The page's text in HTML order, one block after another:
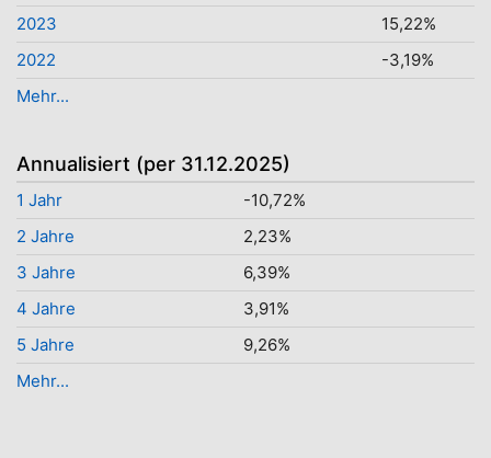
2023
15,22%
2022
-3,19%
Mehr...
Annualisiert (per 31.12.2025)
1 Jahr
-10,72%
2 Jahre
2,23%
3 Jahre
6,39%
4 Jahre
3,91%
5 Jahre
9,26%
Mehr...